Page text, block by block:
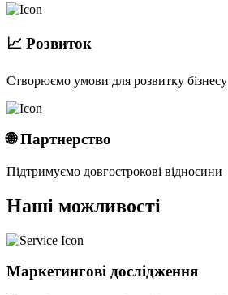
📈 Розвиток
Створюємо умови для розвитку бізнесу
🌐 Партнерство
Підтримуємо довгострокові відносини
Наші можливості
Маркетингові дослідження